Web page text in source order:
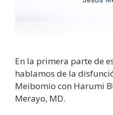
En la primera parte de
hablamos de la
Meibomio con Harumi
Merayo, MD.